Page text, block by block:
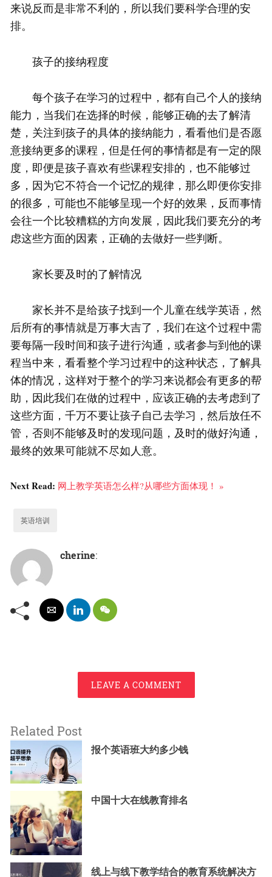
来说反而是非常不利的，所以我们要科学合理的安
排。
孩子的接纳程度
每个孩子在学习的过程中，都有自己个人的接纳
能力，当我们在选择的时候，能够正确的去了解清
楚，关注到孩子的具体的接纳能力，看看他们是否愿
意接纳更多的课程，但是任何的事情都是有一定的限
度，即便是孩子喜欢有些课程安排的，也不能够过
多，因为它不符合一个记忆的规律，那么即便你安排
的很多，可能也不能够呈现一个好的效果，反而事情
会往一个比较糟糕的方向发展，因此我们要充分的考
虑这些方面的因素，正确的去做好一些判断。
家长要及时的了解情况
家长并不是给孩子找到一个儿童在线学英语，然
后所有的事情就是万事大吉了，我们在这个过程中需
要每隔一段时间和孩子进行沟通，或者参与到他的课
程当中来，看看整个学习过程中的这种状态，了解具
体的情况，这样对于整个的学习来说都会有更多的帮
助，因此我们在做的过程中，应该正确的去考虑到了
这些方面，千万不要让孩子自己去学习，然后放任不
管，否则不能够及时的发现问题，及时的做好沟通，
最终的效果可能就不尽如人意。
Next Read: 网上教学英语怎么样?从哪些方面体现！ »
英语培训
cherine:
LEAVE A COMMENT
Related Post
报个英语班大约多少钱
中国十大在线教育排名
线上与线下教学结合的教育系统解决方